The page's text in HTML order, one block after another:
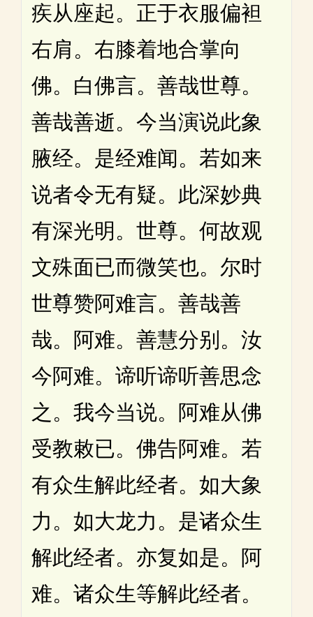
疾从座起。正于衣服偏袒
右肩。右膝着地合掌向
佛。白佛言。善哉世尊。
善哉善逝。今当演说此象
腋经。是经难闻。若如来
说者令无有疑。此深妙典
有深光明。世尊。何故观
文殊面已而微笑也。尔时
世尊赞阿难言。善哉善
哉。阿难。善慧分别。汝
今阿难。谛听谛听善思念
之。我今当说。阿难从佛
受教敕已。佛告阿难。若
有众生解此经者。如大象
力。如大龙力。是诸众生
解此经者。亦复如是。阿
难。诸众生等解此经者。